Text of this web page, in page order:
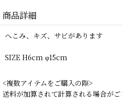
商品詳細
へこみ、キズ、サビがあります
SIZE H6cm φ15cm
<複数アイテムをご購入の際>
送料が加算されて計算される場合がご